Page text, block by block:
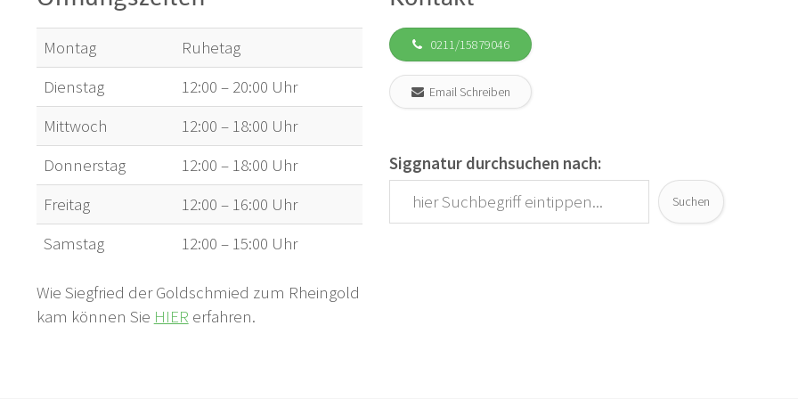
Montag
Ruhetag
Dienstag
12:00 – 20:00 Uhr
Mittwoch
12:00 – 18:00 Uhr
Donnerstag
12:00 – 18:00 Uhr
Freitag
12:00 – 16:00 Uhr
Samstag
12:00 – 15:00 Uhr
Wie Siegfried der Goldschmied zum Rheingold
kam können Sie HIER erfahren.
0211/15879046
Email Schreiben
Siggnatur durchsuchen nach:
Suchen